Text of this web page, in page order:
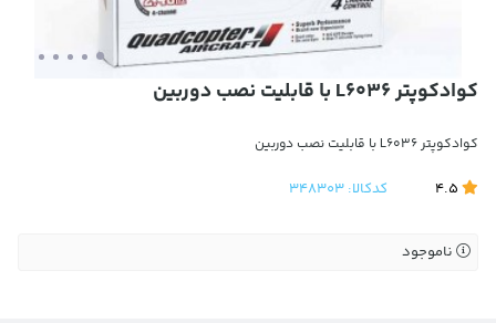
کوادکوپتر L6036 با قابلیت نصب دوربین
کوادکوپتر L6036 با قابلیت نصب دوربین
کدکالا: 348303
ناموجود